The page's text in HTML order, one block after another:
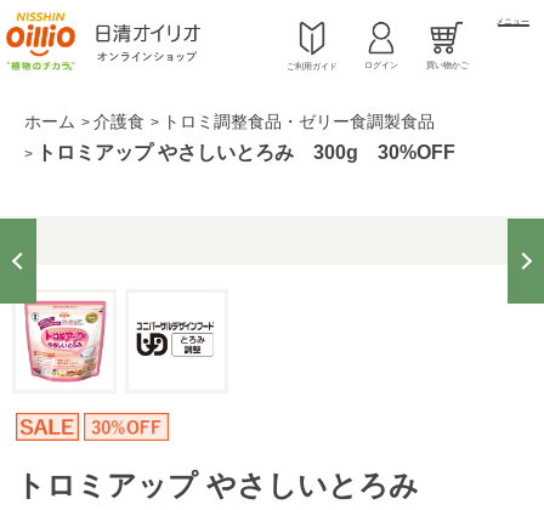
ご利用ガイド ログイン 買い物かご
メニュー
ホーム > 介護食 > トロミ調整食品・ゼリー食調製食品
> トロミアップ やさしいとろみ 300g 30%OFF
トロミアップ やさしいとろみ